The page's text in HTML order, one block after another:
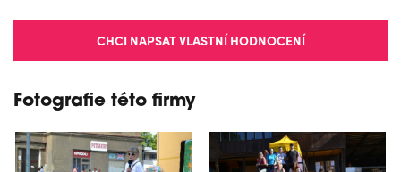
CHCI NAPSAT VLASTNÍ HODNOCENÍ
Fotografie této firmy